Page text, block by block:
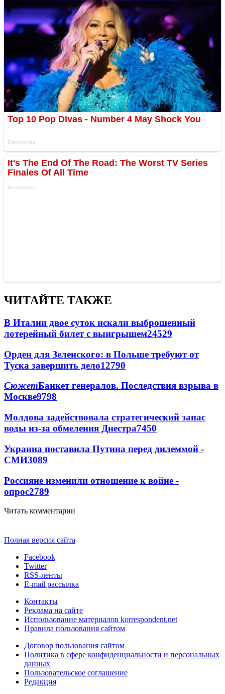
ЧИТАЙТЕ ТАКЖЕ
В Италии двое суток искали выброшенный
лотерейный билет с выигрышем24529
Орден для Зеленского: в Польше требуют от
Туска завершить дело12790
СюжетБанкет генералов. Последствия взрыва в
Москве9798
Молдова задействовала стратегический запас
воды из-за обмеления Днестра7450
Украина поставила Путина перед дилеммой -
СМИ3089
Россияне изменили отношение к войне -
опрос2789
Читать комментарии
Полная версия сайта
Facebook
Twitter
RSS-ленты
E-mail рассылка
Контакты
Реклама на сайте
Использование материалов korrespondent.net
Правила пользования сайтом
Договор пользования сайтом
Политика в сфере конфиденциальности и персональных
данных
Пользовательское соглашение
Редакция